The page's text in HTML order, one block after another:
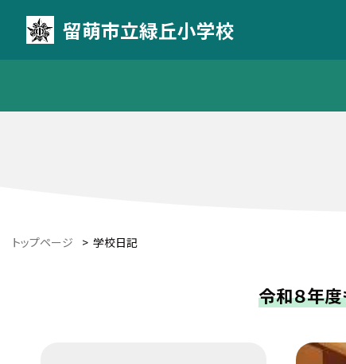
留萌市立緑丘小学校
トップページ > 学校日記
令和８年度